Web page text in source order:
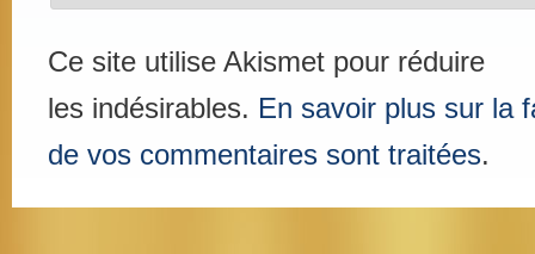
Ce site utilise Akismet pour réduire
les indésirables. En savoir plus sur la
de vos commentaires sont traitées.